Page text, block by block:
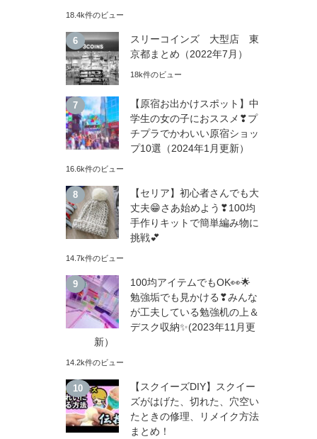
18.4k件のビュー
スリーコインズ 大型店 東
京都まとめ（2022年7月）
18k件のビュー
【原宿お出かけスポット】中
学生の女の子におススメ❣プ
チプラでかわいい原宿ショッ
プ10選（2024年1月更新）
16.6k件のビュー
【セリア】初心者さんでも大
丈夫😁さあ始めよう❣100均
手作りキットで簡単編み物に
挑戦💕
14.7k件のビュー
100均アイテムでもOK👀🌟
勉強垢でも見かける❣みんな
が工夫している勉強机の上＆
デスク収納✨(2023年11月更
新）
14.2k件のビュー
【スクイーズDIY】スクイー
ズがはげた、切れた、穴空い
たときの修理、リメイク方法
まとめ！